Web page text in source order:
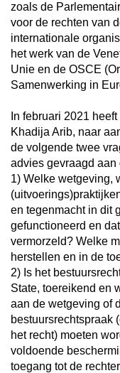
zoals de
voor de rechten van
internationale
het werk van de
Unie en de OSCE
Samenwerking in
In februari 2021
Khadija Arib, naar
de volgende twee
advies gevraagd
1) Welke wetgeving,
en tegenmacht in dit
gefunctioneerd en
vermorzeld? Welke
herstellen en in de
2) Is het
State, toereikend en
aan de wetgeving of
bestuursrechtspraak
het recht) moeten
voldoende
toegang tot de